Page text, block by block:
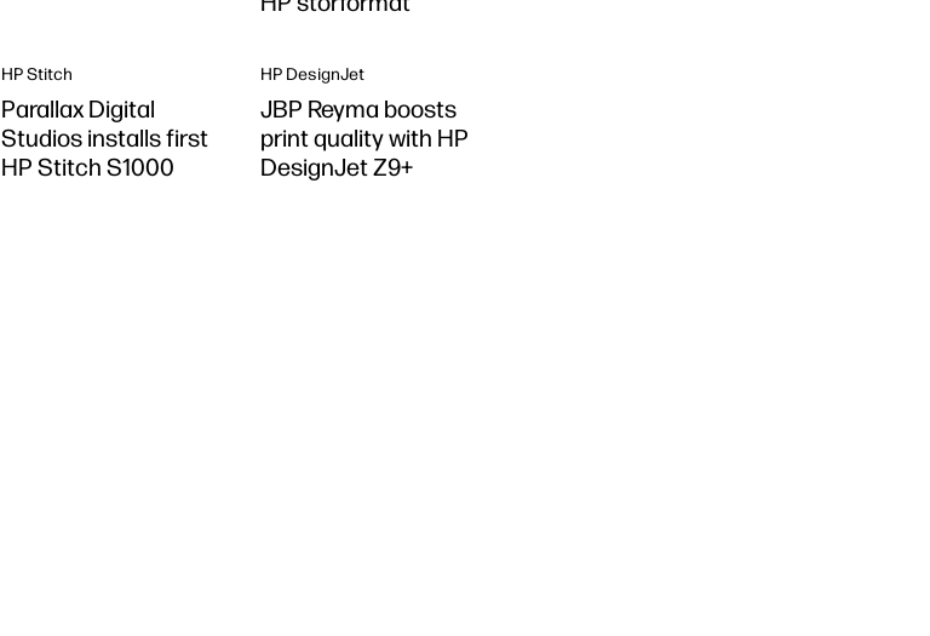
HP Stitch
Parallax Digital
Studios installs first
HP Stitch S1000
HP DesignJet
JBP Reyma boosts
print quality with HP
DesignJet Z9+